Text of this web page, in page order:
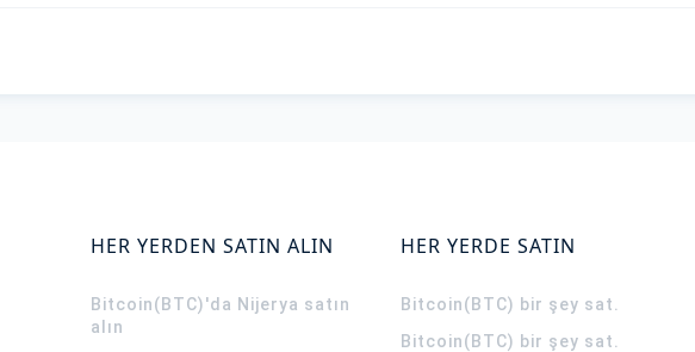
HER YERDEN SATIN ALIN
Bitcoin(BTC)'da Nijerya satın
alın
HER YERDE SATIN
Bitcoin(BTC) bir şey sat.
Bitcoin(BTC) bir şey sat.